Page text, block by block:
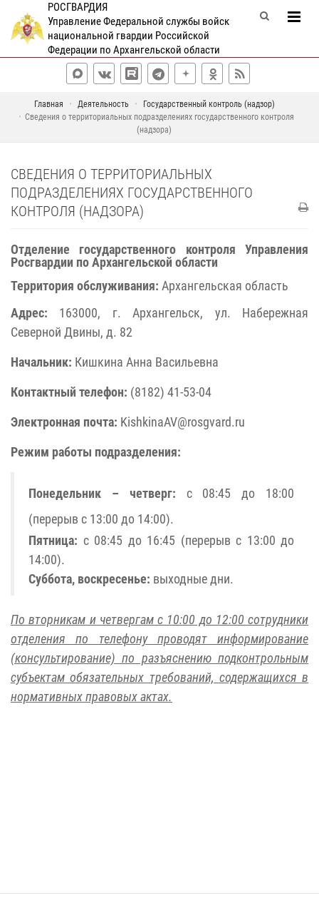
РОСГВАРДИЯ
Управление Федеральной службы войск
национальной гвардии Российской
Федерации по Архангельской области
Главная Деятельность
Государственный контроль (надзор)
Сведения о территориальных подразделениях государственного контроля
(надзора)
СВЕДЕНИЯ О ТЕРРИТОРИАЛЬНЫХ
ПОДРАЗДЕЛЕНИЯХ ГОСУДАРСТВЕННОГО
КОНТРОЛЯ (НАДЗОРА)
Отделение государственного контроля Управления
Росгвардии по Архангельской области
Территория обслуживания: Архангельская область
Адрес: 163000, г. Архангельск, ул. Набережная
Северной Двины, д. 82
Начальник: Кишкина Анна Васильевна
Контактный телефон: (8182) 41-53-04
Электронная почта: KishkinaAV@rosgvard.ru
Режим работы подразделения:
Понедельник – четверг: с 08:45 до 18:00
(перерыв с 13:00 до 14:00).
Пятница: с 08:45 до 16:45 (перерыв с 13:00 до
14:00).
Суббота, воскресенье: выходные дни.
По вторникам и четвергам с 10:00 до 12:00 сотрудники
отделения по телефону проводят информирование
(консультирование) по разъяснению подконтрольным
субъектам обязательных требований, содержащихся в
нормативных правовых актах.